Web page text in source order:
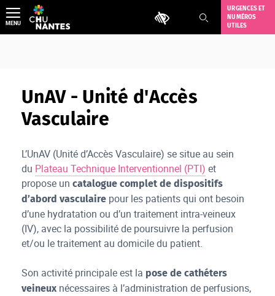
Aller
au
contenu
Outils d'accessibilité
URGENCES ET
NUMÉROS
UTILES
MENU
UnAV - Unité d'Accès
Vasculaire
L’UnAV (Unité d’Accès Vasculaire) se situe au sein
du Plateau Technique Interventionnel (PTI) et
propose uncatalogue complet de dispositifs
d’abord vasculaire pour les patients qui ont besoin
d’une hydratation ou d’un traitement intra-veineux
(IV), avec la possibilité de poursuivre la perfusion
et/ou le traitement au domicile du patient.
Son activité principale est la pose de cathéters
veineux nécessaires à l’administration de perfusions,